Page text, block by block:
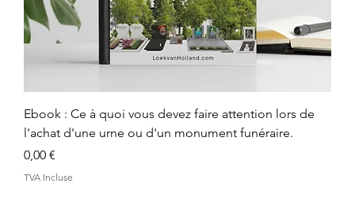
Ebook : Ce à quoi vous devez faire attention lors de
l'achat d'une urne ou d'un monument funéraire.
Prix
0,00 €
TVA Incluse